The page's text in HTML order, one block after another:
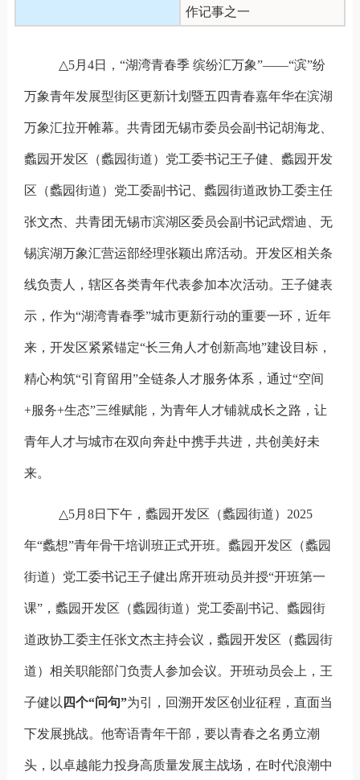
作记事之一
△5月 4日，“湖湾青春季 缤纷汇万象”——“滨”纷
万象青年发展型街区更新计划暨五四青春嘉年华在滨湖
万象汇拉开帷幕。共青团无锡市委员会副书记胡海龙、
蠡园开发区（蠡园街道）党工委书记王子健、蠡园开发
区（蠡园街道）党工委副书记、蠡园街道政协工委主任
张文杰、共青团无锡市滨湖区委员会副书记武熠迪、无
锡滨湖万象汇营运部经理张颖出席活动。开发区相关条
线负责人，辖区各类青年代表参加本次活动。王子健表
示，作为“湖湾青春季”城市更新行动的重要一环，近年
来，开发区紧紧锚定“长三角人才创新高地”建设目标，
精心构筑“引育留用”全链条人才服务体系，通过“空间
+服务+生态”三维赋能，为青年人才铺就成长之路，让
青年人才与城市在双向奔赴中携手共进，共创美好未
来。
△5月 8日下午，蠡园开发区（蠡园街道） 2025
年“蠡想”青年骨干培训班正式开班。蠡园开发区（蠡园
街道）党工委书记王子健出席开班动员并授“开班第一
课”，蠡园开发区（蠡园街道）党工委副书记、蠡园街
道政协工委主任张文杰主持会议，蠡园开发区（蠡园街
道）相关职能部门负责人参加会议。开班动员会上，王
子健以 四个“问句”为引，回溯开发区创业征程，直面当
下发展挑战。他寄语青年干部，要以青春之名勇立潮
头，以卓越能力投身高质量发展主战场，在时代浪潮中